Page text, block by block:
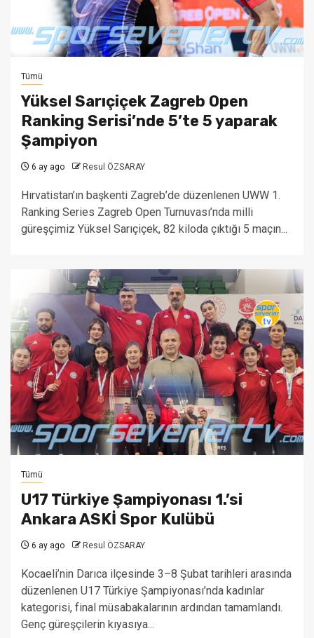
Tümü
Yüksel Sarıçiçek Zagreb Open
Ranking Serisi’nde 5’te 5 yaparak
Şampiyon
6 ay ago Resul ÖZSARAY
Hırvatistan’ın başkenti Zagreb’de düzenlenen UWW 1.
Ranking Series Zagreb Open Turnuvası’nda milli
güreşçimiz Yüksel Sarıçiçek, 82 kiloda çıktığı 5 maçın...
Tümü
U17 Türkiye Şampiyonası 1.’si
Ankara ASKİ Spor Kulübü
6 ay ago Resul ÖZSARAY
Kocaeli’nin Darıca ilçesinde 3–8 Şubat tarihleri arasında
düzenlenen U17 Türkiye Şampiyonası’nda kadınlar
kategorisi, final müsabakalarının ardından tamamlandı.
Genç güreşçilerin kıyasıya...